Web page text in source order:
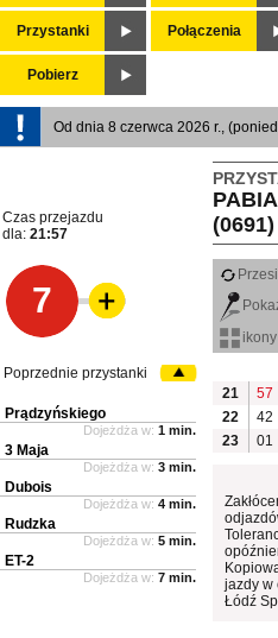
Przystanki Połączenia
Pobierz
Od dnia 8 czerwca 2026 r.,
(0691)
Czas przejazdu
dla: 21:57
7
ikony
21
57
22
42
23
01
jazdy w
Łódź
Poprzednie przystanki
Prądzyńskiego
Dojeżdża w: 1 min.
3 Maja
Dojeżdża w: 3 min.
Dubois
Dojeżdża w: 4 min.
Rudzka
Dojeżdża w: 5 min.
ET-2
Dojeżdża w: 7 min.